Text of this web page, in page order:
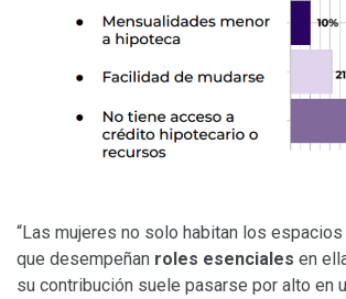
“Las mujeres no solo habitan los
que desempeñan roles esenciales en
su contribución suele pasarse por alto en